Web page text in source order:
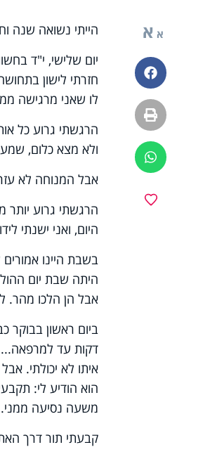
א א
פייסבוק
הדפסה
ווטסאפ
הייתי נשואה שנה
יום שלישי, י"ד
חזרתי לישון
לו שאני מרגישה
הרגשתי גרוע כל
ולא מצא כלום, שמע
אבל המנוחה לא
הרגשתי גרוע יותר
היום, ואני ישנתי
בשבת היינו
היתה שבת יום
אבל הן הלכו מהר.
דקות עד למרפאה...
איתו לא יכולתי.
הוא הודיע לי:
משעה נסיעה
קבעתי תור דרך